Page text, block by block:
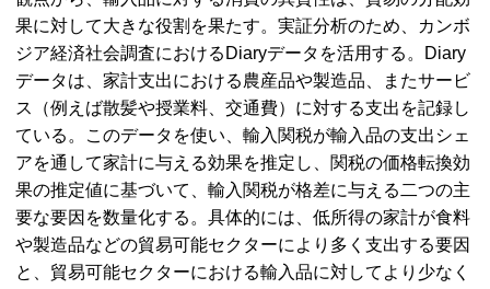
果に対して大きな役割を果たす。実証分析のため、カンボ
ジア経済社会調査における Diaryデータを活用する。
Diary
データは、家計支出における農産品や製造品、またサービ
ス（例えば散髪や授業料、交通費）に対する支出を記録し
ている。このデータを使い、輸入関税が輸入品の支出シェ
アを通して家計に与える効果を推定し、関税の価格転換効
果の推定値に基づいて、輸入関税が格差に与える二つの主
要な要因を数量化する。具体的には、低所得の家計が食料
や製造品などの貿易可能セクターにより多く支出する要因
と、貿易可能セクターにおける輸入品に対してより少なく